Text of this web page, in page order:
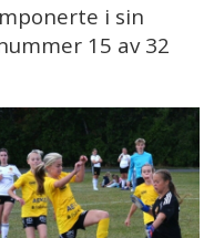
i sin
15 av 32